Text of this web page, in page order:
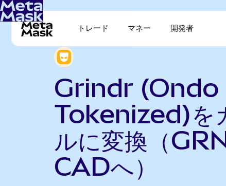
トレード マネー 開発者
Grindr (Ondo
Tokenized)を
ルに変換（
CADへ）